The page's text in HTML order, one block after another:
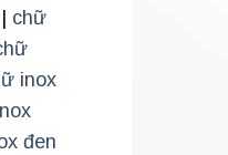
chữ
inox
đen